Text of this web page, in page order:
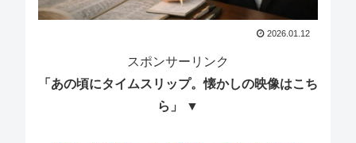
2026.01.12
スポンサーリンク
「あの頃にタイムスリップ。懐かしの映像はこち
ら」 ▼